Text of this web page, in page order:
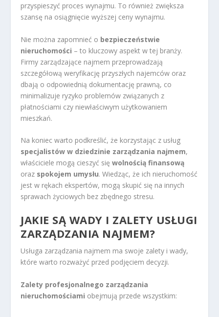
przyspieszyć proces wynajmu. To również zwiększa
szansę na osiągnięcie wyższej ceny wynajmu.
Nie można zapomnieć o bezpieczeństwie
nieruchomości – to kluczowy aspekt w tej branży.
Firmy zarządzające najmem przeprowadzają
szczegółową weryfikację przyszłych najemców oraz
dbają o odpowiednią dokumentację prawną, co
minimalizuje ryzyko problemów związanych z
płatnościami czy niewłaściwym użytkowaniem
mieszkań.
Na koniec warto podkreślić, że korzystając z usług
specjalistów w dziedzinie zarządzania najmem,
właściciele mogą cieszyć sięwolnością finansową
oraz spokojem umysłu. Wiedząc, że ich nieruchomość
jest w rękach ekspertów, mogą skupić się na innych
sprawach życiowych bez zbędnego stresu.
JAKIE SĄ WADY I ZALETY USŁUGI
ZARZĄDZANIA NAJMEM?
Usługa zarządzania najmem ma swoje zalety i wady,
które warto rozważyć przed podjęciem decyzji.
Zalety profesjonalnego zarządzania
nieruchomościami obejmują przede wszystkim: